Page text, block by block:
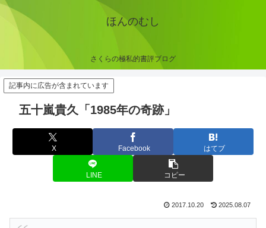
ほんのむし
さくらの極私的書評ブログ
記事内に広告が含まれています
五十嵐貴久「1985年の奇跡」
X Facebook はてブ
LINE コピー
2017.10.20 2025.08.07